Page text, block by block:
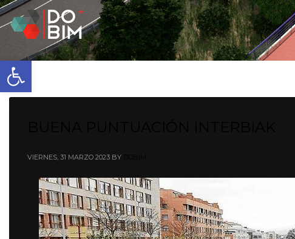
Abrir barra de herramientas
VIERNES, 31 MARZO 2023 BY